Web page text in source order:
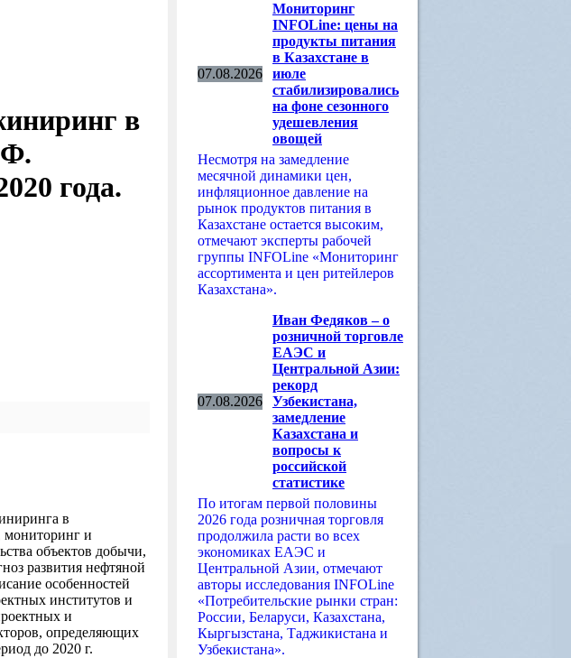
в
года.
в
мониторинг и
объектов добычи,
развития нефтяной
особенностей
институтов и
и
определяющих
до 2020 г.
07.08.2026
Мониторинг
INFOLine: цены на
продукты питания
в Казахстане в
июле
стабилизировались
на фоне сезонного
удешевления
овощей
Несмотря на замедление
месячной динамики цен,
инфляционное давление на
рынок продуктов питания в
Казахстане остается высоким,
отмечают эксперты рабочей
группы INFOLine «Мониторинг
ассортимента и цен ритейлеров
Казахстана».
07.08.2026
Иван Федяков – о
розничной торговле
ЕАЭС и
Центральной Азии:
рекорд
Узбекистана,
замедление
Казахстана и
вопросы к
российской
статистике
По итогам первой половины
2026 года розничная торговля
продолжила расти во всех
экономиках ЕАЭС и
Центральной Азии, отмечают
авторы исследования INFOLine
«Потребительские рынки стран:
России, Беларуси, Казахстана,
Кыргызстана, Таджикистана и
Узбекистана».